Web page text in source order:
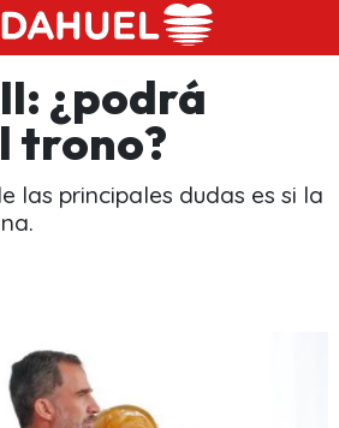
¿podrá
trono?
las principales dudas es si la